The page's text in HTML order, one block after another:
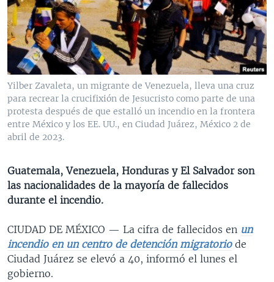
VENEZUELA
BRASIL
NICARAGUA
ECONOMÍA
ENTRETENIMIENTO Y CULTURA
TECNOLOGÍA
DEPORTES
CIENCIA Y SALUD
MULTIMEDIA
VIDEOS
FOTOGRAFÍA
AUDIOS
PROGRAMAS TV
EL MUNDO AL DÍA
FORO INTERAMERICANO
VISIÓN 360
LAS CLAVES
PANORAMA
RADIO
AVANCE INFORMATIVO
AUDIONOTICIAS
BUENOS DÍAS AMÉRICA
ESTADOS UNIDOS AL DÍA
EL MUNDO AL DÍA [RADIO]
FORO [RADIO]
NOTA ECONÓMICA
ENTRETENIMIENTO
DIRECT
DOCUMENTALES DE LA VOA
Learning English
Yilber Zavaleta, un migrante de Venezuela, lleva una cruz
para recrear la crucifixión de Jesucristo como parte de una
protesta después de que estalló un incendio en la frontera
entre México y los EE. UU., en Ciudad Juárez, México 2 de
abril de 2023.
Guatemala, Venezuela, Honduras y El Salvador son
las nacionalidades de la mayoría de fallecidos
durante el incendio.
CIUDAD DE MÉXICO — La cifra de fallecidos en un
incendio en un centro de detención migratoriode
Ciudad Juárez se elevó a 40, informó el lunes el
gobierno.